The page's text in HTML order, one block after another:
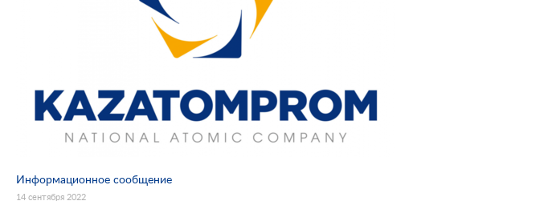
Информационное сообщение
14 сентября 2022